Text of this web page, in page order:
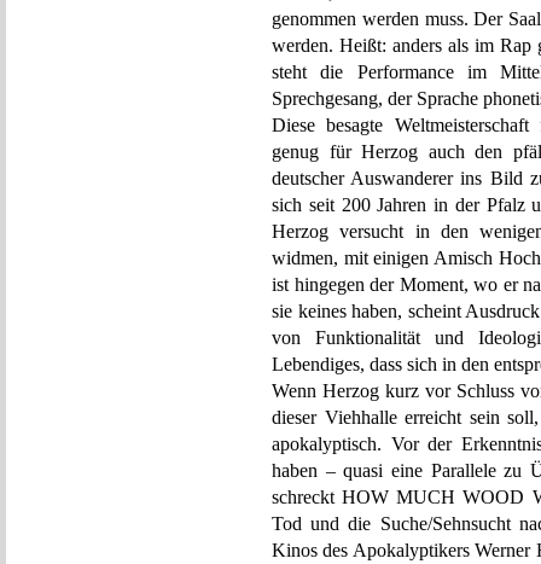
genommen werden muss. Der
werden. Heißt: anders als im
steht die Performance im
Sprechgesang, der Sprache
Diese besagte
genug für Herzog auch den
deutscher Auswanderer ins Bild
sich seit 200 Jahren in der Pfalz
Herzog versucht in den
widmen, mit einigen Amisch
ist hingegen der Moment, wo er
sie keines haben, scheint
von Funktionalität und
Lebendiges, dass sich in den
Wenn Herzog kurz vor Schluss
dieser Viehhalle erreicht sein
apokalyptisch. Vor der
haben – quasi eine Parallele
schreckt HOW MUCH WOOD
Tod und die Suche/Sehnsucht
Kinos des Apokalyptikers Werner